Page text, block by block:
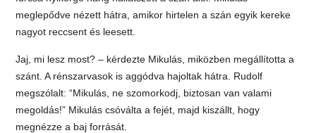
meglepődve nézett hátra, amikor hirtelen a szán egyik kereke
nagyot reccsent és leesett.
Jaj, mi lesz most? – kérdezte Mikulás, miközben megállította a
szánt. A rénszarvasok is aggódva hajoltak hátra. Rudolf
megszólalt: “Mikulás, ne szomorkodj, biztosan van valami
megoldás!” Mikulás csóválta a fejét, majd kiszállt, hogy
megnézze a baj forrását.